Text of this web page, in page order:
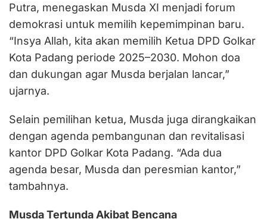
Putra, menegaskan Musda XI menjadi forum
demokrasi untuk memilih kepemimpinan baru.
“Insya Allah, kita akan memilih Ketua DPD Golkar
Kota Padang periode 2025–2030. Mohon doa
dan dukungan agar Musda berjalan lancar,”
ujarnya.
Selain pemilihan ketua, Musda juga dirangkaikan
dengan agenda pembangunan dan revitalisasi
kantor DPD Golkar Kota Padang. “Ada dua
agenda besar, Musda dan peresmian kantor,”
tambahnya.
Musda Tertunda Akibat Bencana